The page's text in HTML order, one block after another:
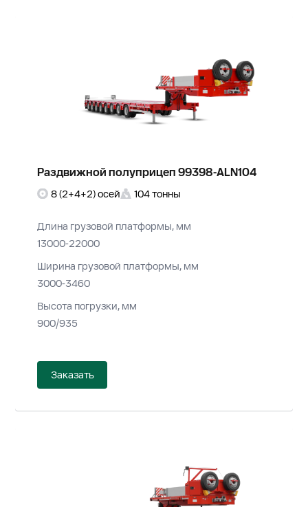
Раздвижной полуприцеп 99398-ALN104
8 (2+4+2) осей 104 тонны
Длина грузовой платформы, мм
13000-22000
Ширина грузовой платформы, мм
3000-3460
Высота погрузки, мм
900/935
Заказать